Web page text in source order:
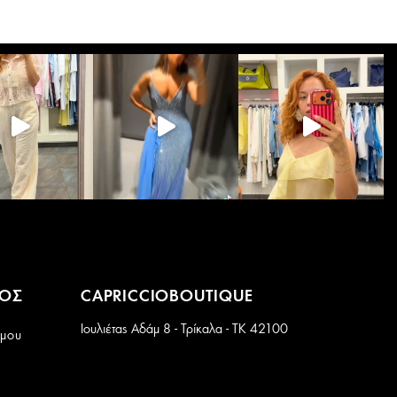
CAPRICCIOBOUTIQUE
Ιουλιέτας Αδάμ 8 - Τρίκαλα - ΤΚ 42100